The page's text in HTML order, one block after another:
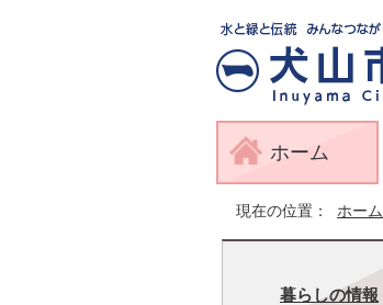
ホーム
現在の位置： ホーム
暮らしの情報